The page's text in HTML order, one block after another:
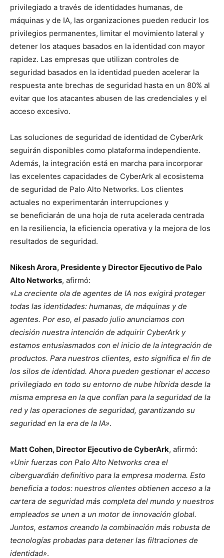
privilegiado a través de identidades humanas, de
máquinas y de IA, las organizaciones pueden reducir los
privilegios permanentes, limitar el movimiento lateral y
detener los ataques basados en la identidad con mayor
rapidez. Las empresas que utilizan controles de
seguridad basados en la identidad pueden acelerar la
respuesta ante brechas de seguridad hasta en un 80% al
evitar que los atacantes abusen de las credenciales y el
acceso excesivo.
Las soluciones de seguridad de identidad de CyberArk
seguirán disponibles como plataforma independiente.
Además, la integración está en marcha para incorporar
las excelentes capacidades de CyberArk al ecosistema
de seguridad de Palo Alto Networks. Los clientes
actuales no experimentarán interrupciones y
se beneficiarán de una hoja de ruta acelerada centrada
en la resiliencia, la eficiencia operativa y la mejora de los
resultados de seguridad.
Nikesh Arora, Presidente y Director Ejecutivo de Palo
Alto Networks, afirmó:
«La creciente ola de agentes de IA nos exigirá proteger
todas las identidades: humanas, de máquinas y de
agentes. Por eso, el pasado julio anunciamos con
decisión nuestra intención de adquirir CyberArk y
estamos entusiasmados con el inicio de la integración de
productos. Para nuestros clientes, esto significa el fin de
los silos de identidad. Ahora pueden gestionar el acceso
privilegiado en todo su entorno de nube híbrida desde la
misma empresa en la que confían para la seguridad de la
red y las operaciones de seguridad, garantizando su
seguridad en la era de la IA».
Matt Cohen, Director Ejecutivo de CyberArk, afirmó:
«Unir fuerzas con Palo Alto Networks crea el
ciberguardián definitivo para la empresa moderna. Esto
beneficia a todos: nuestros clientes obtienen acceso a la
cartera de seguridad más completa del mundo y nuestros
empleados se unen a un motor de innovación global.
Juntos, estamos creando la combinación más robusta de
tecnologías probadas para detener las filtraciones de
identidad».